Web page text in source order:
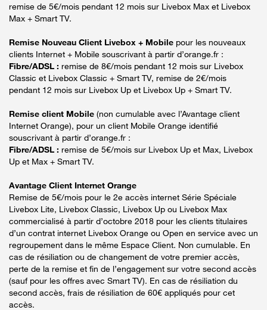
remise de 5€/mois pendant 12 mois sur Livebox Max et Livebox
Max + Smart TV.
Remise Nouveau Client Livebox + Mobile pour les nouveaux
clients Internet + Mobile souscrivant à partir d’orange.fr :
Fibre/ADSL : remise de 8€/mois pendant 12 mois sur Livebox
Classic et Livebox Classic + Smart TV, remise de 2€/mois
pendant 12 mois sur Livebox Up et Livebox Up + Smart TV.
Remise client Mobile (non cumulable avec l’Avantage client
Internet Orange), pour un client Mobile Orange identifié
souscrivant à partir d’orange.fr :
Fibre/ADSL : remise de 5€/mois sur Livebox Up et Max, Livebox
Up et Max + Smart TV.
Avantage Client Internet Orange
Remise de 5€/mois pour le 2e accès internet Série Spéciale
Livebox Lite, Livebox Classic, Livebox Up ou Livebox Max
commercialisé à partir d’octobre 2018 pour les clients titulaires
d’un contrat internet Livebox Orange ou Open en service avec un
regroupement dans le même Espace Client. Non cumulable. En
cas de résiliation ou de changement de votre premier accès,
perte de la remise et fin de l’engagement sur votre second accès
(sauf pour les offres avec Smart TV). En cas de résiliation du
second accès, frais de résiliation de 60€ appliqués pour cet
accès.